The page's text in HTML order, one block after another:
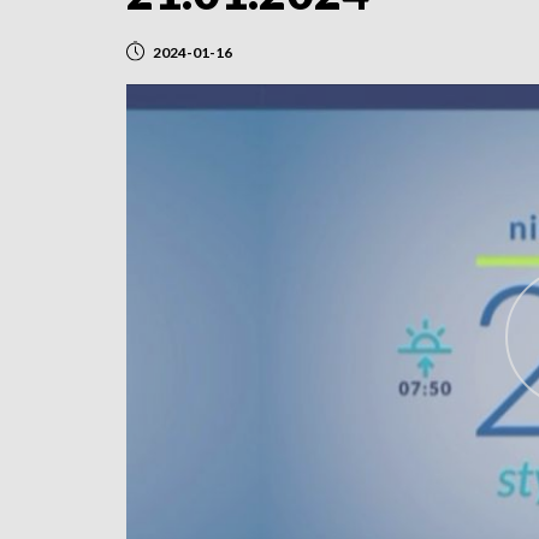
2024-01-16